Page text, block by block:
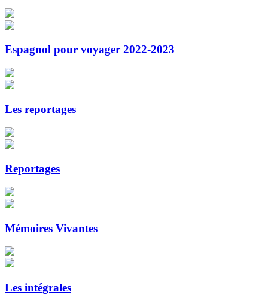
Espagnol pour voyager 2022-2023
Les reportages
Reportages
Mémoires Vivantes
Les intégrales